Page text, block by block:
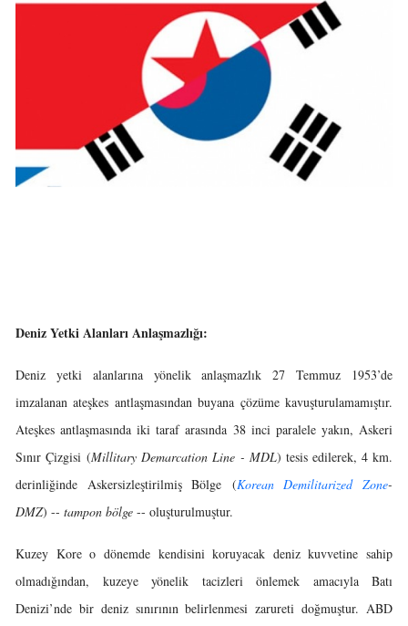
Deniz Yetki Alanları Anlaşmazlığı:
Deniz yetki alanlarına yönelik anlaşmazlık 27 Temmuz 1953’de
imzalanan ateşkes antlaşmasından buyana çözüme kavuşturulamamıştır.
Ateşkes antlaşmasında iki taraf arasında 38 inci paralele yakın, Askeri
Sınır Çizgisi (Millitary Demarcation Line - MDL) tesis edilerek, 4 km.
derinliğinde Askersizleştirilmiş Bölge (Korean Demilitarized Zone-
DMZ) -- tampon bölge -- oluşturulmuştur.
Kuzey Kore o dönemde kendisini koruyacak deniz kuvvetine sahip
olmadığından, kuzeye yönelik tacizleri önlemek amacıyla Batı
Denizi’nde bir deniz sınırının belirlenmesi zarureti doğmuştur. ABD